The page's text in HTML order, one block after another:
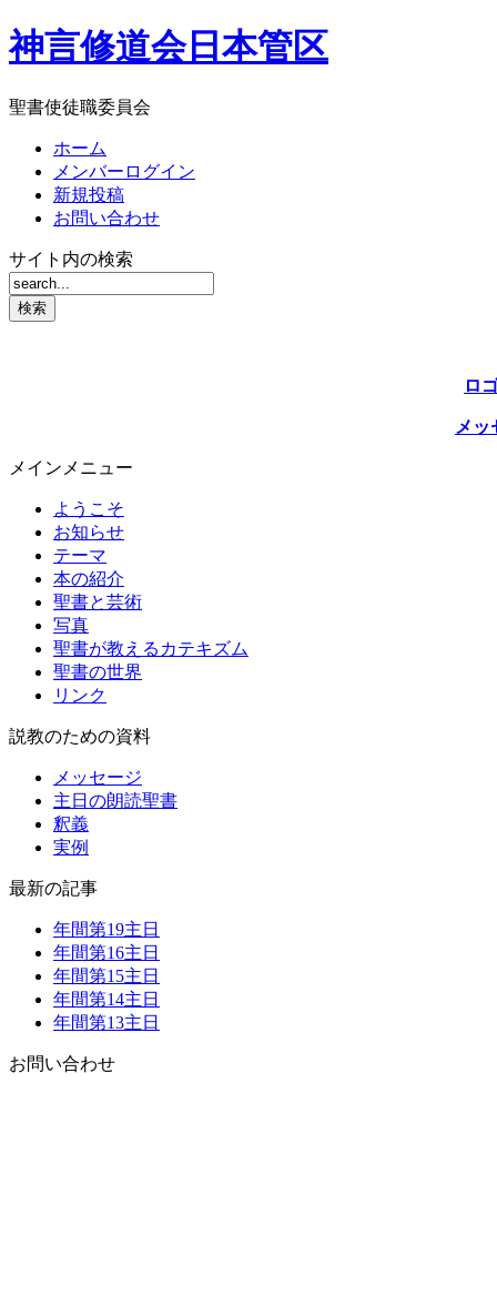
神言修道会日本管区
聖書使徒職委員会
ホーム
メンバーログイン
新規投稿
お問い合わせ
サイト内の検索
ロ
メッ
メインメニュー
ようこそ
お知らせ
テーマ
本の紹介
聖書と芸術
写真
聖書が教えるカテキズム
聖書の世界
リンク
説教のための資料
メッセージ
主日の朗読聖書
釈義
実例
最新の記事
年間第19主日
年間第16主日
年間第15主日
年間第14主日
年間第13主日
お問い合わせ